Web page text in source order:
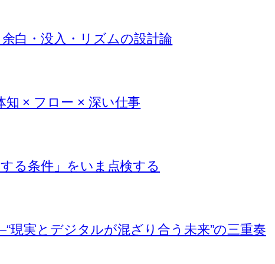
白・没入・リズムの設計論
× フロー × 深い仕事
る条件」をいま点検する
実とデジタルが混ざり合う未来”の三重奏